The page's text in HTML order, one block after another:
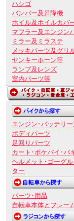
ハシゴ
バンパー及昇降機
ホイル及ホイルカバ
マフラー及エンジン
ミラー及ミラステ
メッキパーツ及グリ
ヤンキーホーン等
ランプ及レンズ
室内パーツ等
エンジン･バッテリ
ボディパーツ
足回りパーツ
カート･ポケバイ･バ
ヘルメット･ゴーグル
ター
パーツ･用品
自転車本体とフレー